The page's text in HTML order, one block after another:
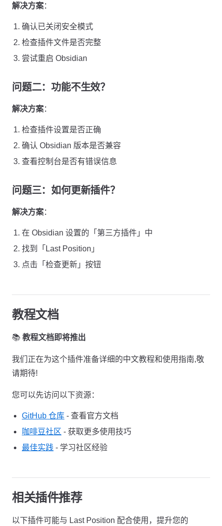
解决方案：
确认已关闭安全模式
检查插件文件是否完整
尝试重启 Obsidian
问题二：功能不生效？
解决方案：
检查插件设置是否正确
确认 Obsidian 版本是否兼容
查看控制台是否有错误信息
问题三：如何更新插件？
解决方案：
在 Obsidian 设置的「第三方插件」中
找到「Last Position」
点击「检查更新」按钮
教程文档
📚 教程文档即将推出
我们正在为这个插件准备详细的中文教程和使用指南,敬
请期待!
您可以先访问以下资源：
GitHub 仓库 - 查看官方文档
咖啡豆社区 - 获取更多使用技巧
最佳实践 - 学习社区经验
相关插件推荐
以下插件可能与 Last Position 配合使用，提升您的